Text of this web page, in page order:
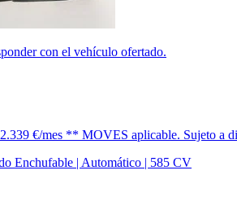
con el vehículo ofertado.
2.339 €/mes ** MOVES aplicable. Sujeto a
Enchufable | Automático | 585 CV